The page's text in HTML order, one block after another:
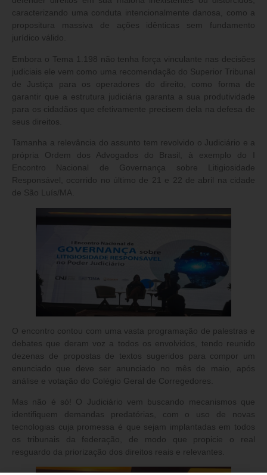
caracterizando uma conduta intencionalmente danosa, como a
propositura massiva de ações idênticas sem fundamento
jurídico válido.
Embora o Tema 1.198 não tenha força vinculante nas decisões
judiciais ele vem como uma recomendação do Superior Tribunal
de Justiça para os operadores do direito, como forma de
garantir que a estrutura judiciária garanta a sua produtividade
para os cidadãos que efetivamente precisem dela na defesa de
seus direitos.
Tamanha a relevância do assunto tem revolvido o Judiciário e a
própria Ordem dos Advogados do Brasil, à exemplo do I
Encontro Nacional de Governança sobre Litigiosidade
Responsável, ocorrido no último de 21 e 22 de abril na cidade
de São Luís/MA.
O encontro contou com uma vasta programação de palestras e
debates que deram voz a todos os envolvidos, tendo reunido
dezenas de propostas de textos sugeridos para compor um
enunciado que deve ser anunciado no mês de maio, após
análise e votação do Colégio Geral de Corregedores.
Mas não é só! O Judiciário vem buscando mecanismos que
identifiquem demandas predatórias, com o uso de novas
tecnologias cuja promessa é que sejam implantadas em todos
os tribunais da federação, de modo que propicie o real
resguardo da priorização dos direitos reais e relevantes.